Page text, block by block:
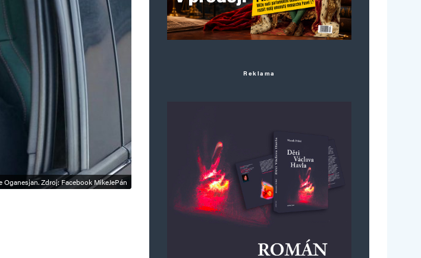
Oganesjan. Zdroj: Facebook MikeJePán
Reklama